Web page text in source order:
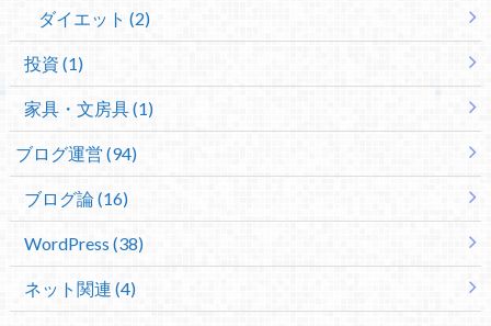
ダイエット (2)
投資 (1)
家具・文房具 (1)
ブログ運営 (94)
ブログ論 (16)
WordPress (38)
ネット関連 (4)